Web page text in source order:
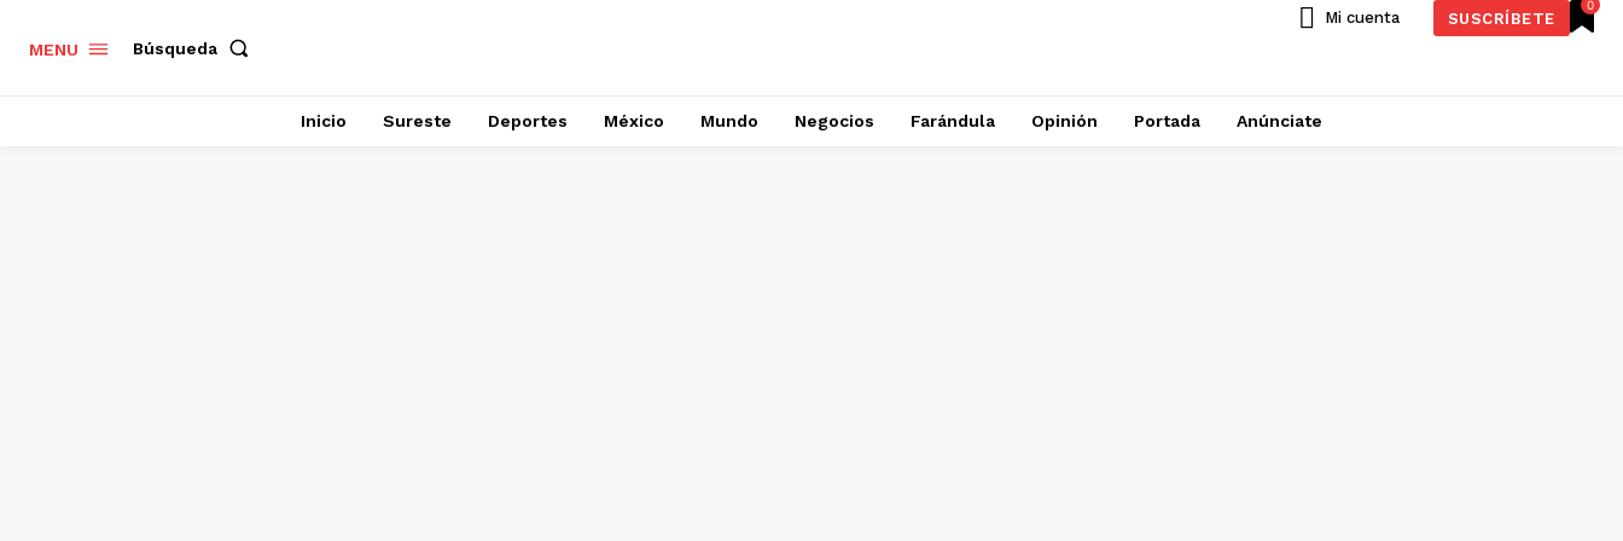
MENU Búsqueda
0
Mi cuenta SUSCRÍBETE
Inicio Sureste Deportes México Mundo Negocios Farándula Opinión Portada Anúnciate